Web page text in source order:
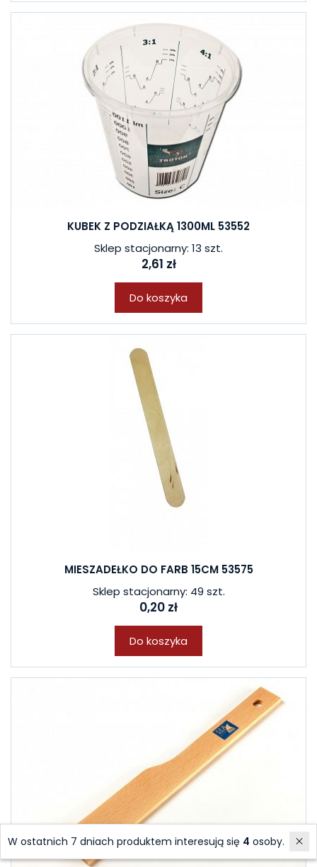
KUBEK Z PODZIAŁKĄ 1300ML 53552
Sklep stacjonarny: 13 szt.
2,61 zł
Do koszyka
MIESZADEŁKO DO FARB 15CM 53575
Sklep stacjonarny: 49 szt.
0,20 zł
Do koszyka
W ostatnich 7 dniach produktem interesują się 4 osoby.